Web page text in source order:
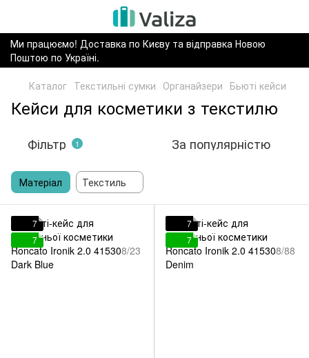
Ми працюємо! Доставка по Києву та відправка Новою
Поштою по Україні.
Каталог Текстильні сумки Органайзери Бьюті кейси
Кейси для косметики з текстилю
Фільтр 1 За популярністю
Матеріал Текстиль
7
7
7
7